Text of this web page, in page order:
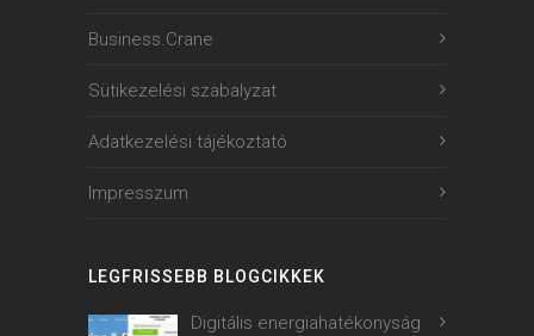
Business.Crane
Sütikezelési szabalyzat
Adatkezelési tájékoztató
Impresszum
LEGFRISSEBB BLOGCIKKEK
Digitális energiahatékonyság